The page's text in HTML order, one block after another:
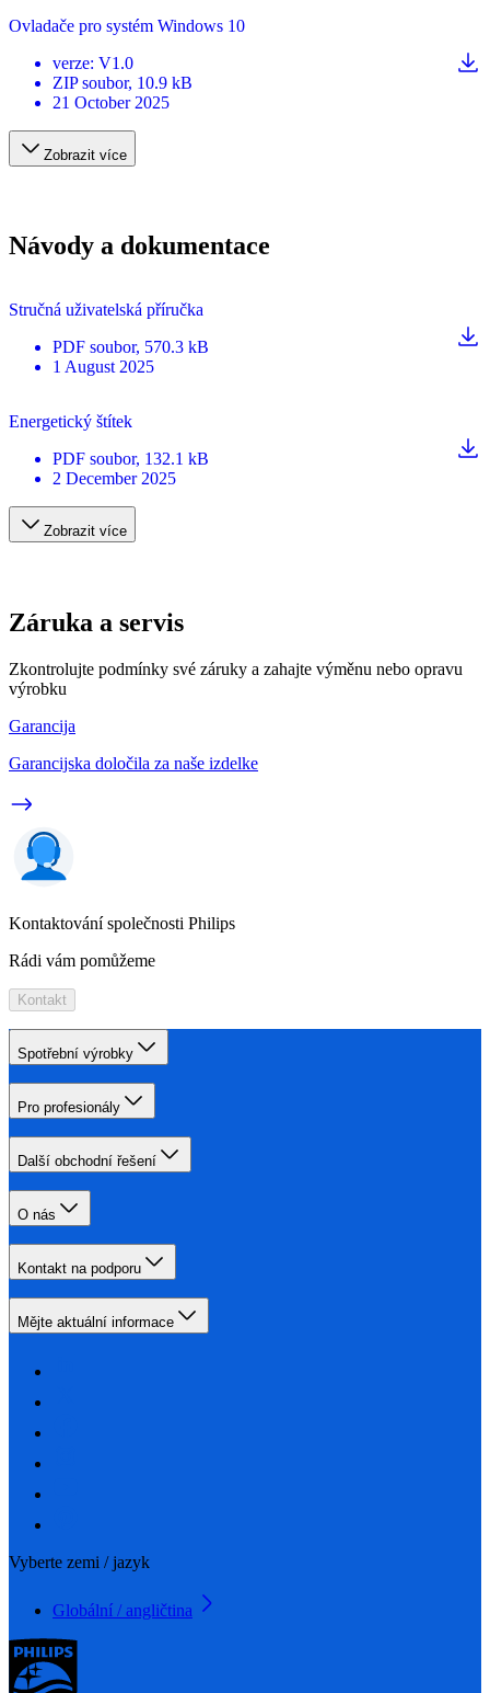
Ovladače pro systém Windows 10
verze: V1.0
ZIP soubor, 10.9 kB
21 October 2025
Zobrazit více
Návody a dokumentace
Stručná uživatelská příručka
PDF soubor, 570.3 kB
1 August 2025
Energetický štítek
PDF soubor, 132.1 kB
2 December 2025
Zobrazit více
Záruka a servis
Zkontrolujte podmínky své záruky a zahajte výměnu nebo opravu
výrobku
Garancija
Garancijska določila za naše izdelke
Kontaktování společnosti Philips
Rádi vám pomůžeme
Kontakt
Spotřební výrobky
Pro profesionály
Další obchodní řešení
O nás
Kontakt na podporu
Mějte aktuální informace
Vyberte zemi / jazyk
Globální / angličtina